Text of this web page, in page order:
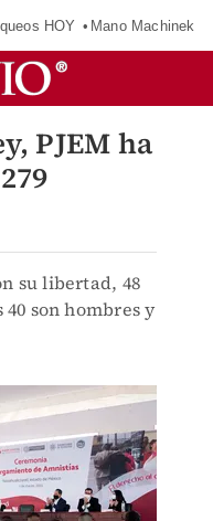
HOY Mano Machinek
PJEM ha
su libertad, 48
son hombres y